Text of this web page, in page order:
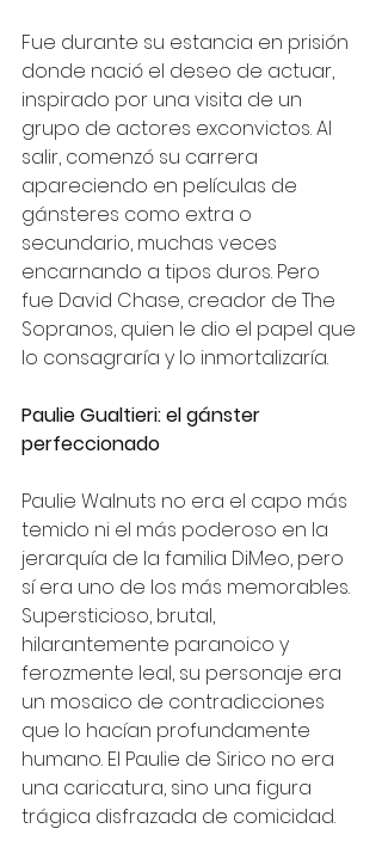
Fue durante su estancia en prisión
donde nació el deseo de actuar,
inspirado por una visita de un
grupo de actores exconvictos. Al
salir, comenzó su carrera
apareciendo en películas de
gánsteres como extra o
secundario, muchas veces
encarnando a tipos duros. Pero
fue David Chase, creador de The
Sopranos, quien le dio el papel que
lo consagraría y lo inmortalizaría.
Paulie Gualtieri: el gánster
perfeccionado
Paulie Walnuts no era el capo más
temido ni el más poderoso en la
jerarquía de la familia DiMeo, pero
sí era uno de los más memorables.
Supersticioso, brutal,
hilarantemente paranoico y
ferozmente leal, su personaje era
un mosaico de contradicciones
que lo hacían profundamente
humano. El Paulie de Sirico no era
una caricatura, sino una figura
trágica disfrazada de comicidad.